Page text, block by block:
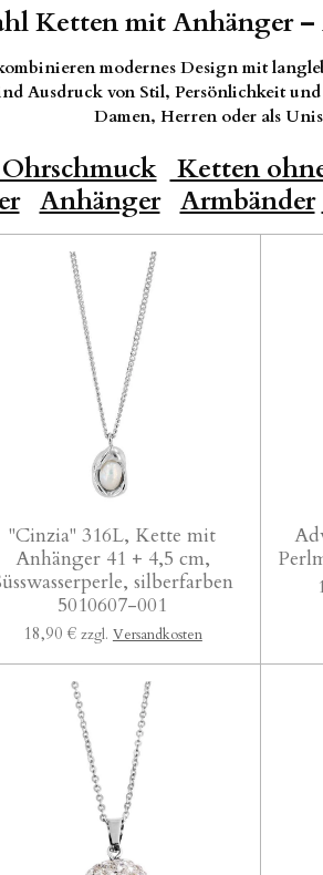
Ketten mit Anhänger
modernes Design mit
Ausdruck von Stil, Persönlichkeit
Damen, Herren oder als
Ohrschmuck Ketten
Anhänger Armbänder
"Cinzia" 316L, Kette mit
Anhänger 41 + 4,5 cm,
silberfarben
5010607-001
18,90 € zzgl. Versandkosten